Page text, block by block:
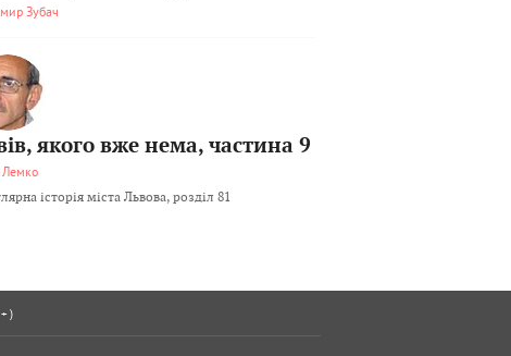
Зубач
якого вже нема, частина 9
Лемко
історія міста Львова, розділ 81